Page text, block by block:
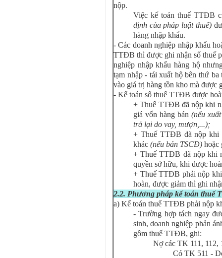
nộp.
Việc kế toán thuế TTĐB
định của pháp luật thuế)
hàng nhập khẩu.
- Các doanh nghiệp nhập khẩu
TTĐB thì được ghi nhận số thuế
nghiệp nhập khẩu hàng hộ
tạm nhập - tái xuất hộ bên thứ
vào giá trị hàng tồn kho mà được
- Kế toán số thuế TTĐB được
+ Thuế TTĐB đã nộp khi
giá vốn hàng bán (nếu
trả lại do vay, mượn,...);
+ Thuế TTĐB đã nộp khi
khác (nếu bán TSCĐ) hoặc
+ Thuế TTĐB đã nộp khi
quyền sở hữu, khi được
+ Thuế TTĐB phải nộp khi
hoàn, được giảm thì ghi
2.2. Phương pháp kế toán thuế
a) Kế toán thuế TTĐB phải nộp
- Trường hợp tách ngay
sinh, doanh nghiệp phản
gồm thuế TTĐB, ghi:
Nợ các TK 111, 112,
Có TK 511 -